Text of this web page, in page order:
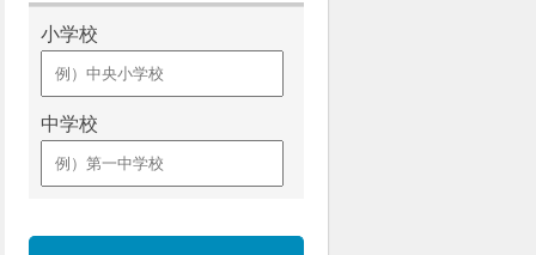
小学校
中学校